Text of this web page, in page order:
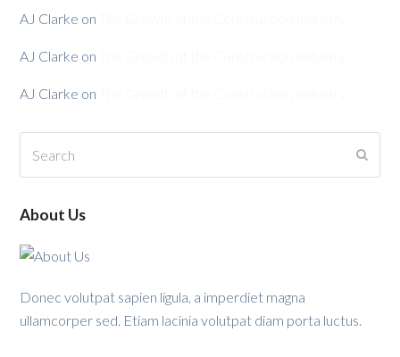
AJ Clarke on
AJ Clarke on
AJ Clarke on
About Us
Donec volutpat sapien ligula, a imperdiet magna
ullamcorper sed. Etiam lacinia volutpat diam porta luctus.